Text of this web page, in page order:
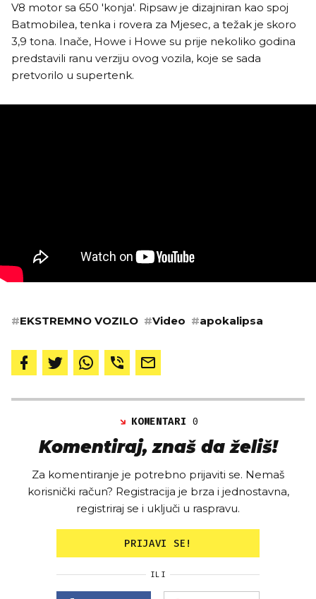
V8 motor sa 650 'konja'. Ripsaw je dizajniran kao spoj
Batmobilea, tenka i rovera za Mjesec, a težak je skoro
3,9 tona. Inače, Howe i Howe su prije nekoliko godina
predstavili ranu verziju ovog vozila, koje se sada
pretvorilo u supertenk.
#EKSTREMNO VOZILO #Video #apokalipsa
KOMENTARI0
Komentiraj, znaš da želiš!
Za komentiranje je potrebno prijaviti se. Nemaš
korisnički račun? Registracija je brza i jednostavna,
registriraj se i uključi u raspravu.
PRIJAVI SE!
ILI